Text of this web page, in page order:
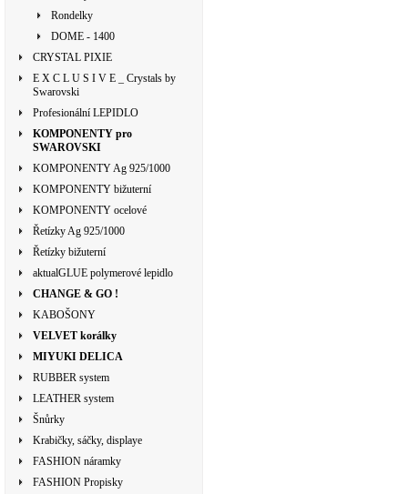
Rondelky
DOME - 1400
CRYSTAL PIXIE
E X C L U S I V E _ Crystals by
Swarovski
Profesionální LEPIDLO
KOMPONENTY pro
SWAROVSKI
KOMPONENTY Ag 925/1000
KOMPONENTY bižuterní
KOMPONENTY ocelové
Řetízky Ag 925/1000
Řetízky bižuterní
aktualGLUE polymerové lepidlo
CHANGE & GO !
KABOŠONY
VELVET korálky
MIYUKI DELICA
RUBBER system
LEATHER system
Šnůrky
Krabičky, sáčky, displaye
FASHION náramky
FASHION Propisky